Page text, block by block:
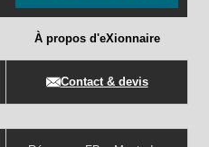
À propos d'eXionnaire
Contact & devis